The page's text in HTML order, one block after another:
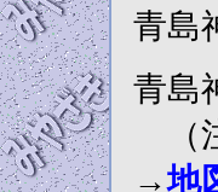
青島
青島
（
→地